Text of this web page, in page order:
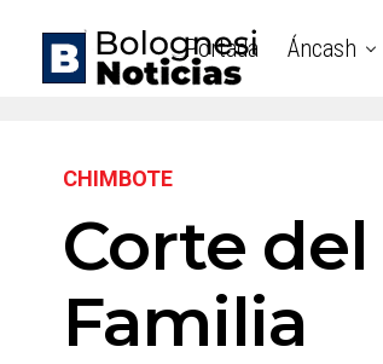
Portada Áncash
CHIMBOTE
Corte
Familia